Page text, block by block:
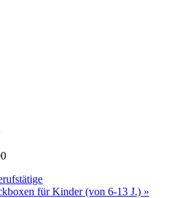
für Kinder (von 6-13 J.) »